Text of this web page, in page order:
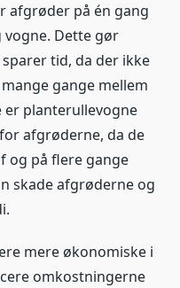
på én gang
Dette gør
tid, da der ikke
gange mellem
er planterullevogne
afgrøderne, da de
og på flere gange
skade afgrøderne og
mere økonomiske i
omkostningerne